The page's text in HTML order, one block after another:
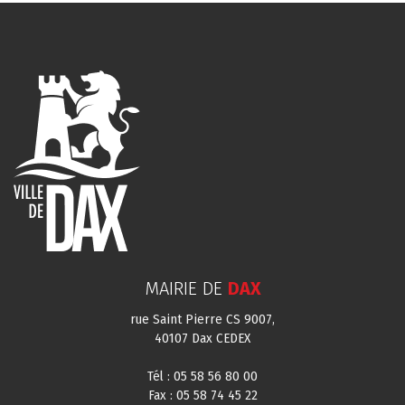
MAIRIE DE DAX
rue Saint Pierre CS 9007,
40107 Dax CEDEX
Tél : 05 58 56 80 00
Fax : 05 58 74 45 22